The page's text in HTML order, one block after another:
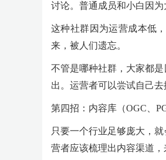
讨论。普通成员和小白因
这种社群因为运营成本低
来，被人们遗忘。
不管是哪种社群，大家都
出。运营者可以尝试自己
第四招：内容库（OGC、
只要一个行业足够庞大，
营者应该梳理出内容渠道，